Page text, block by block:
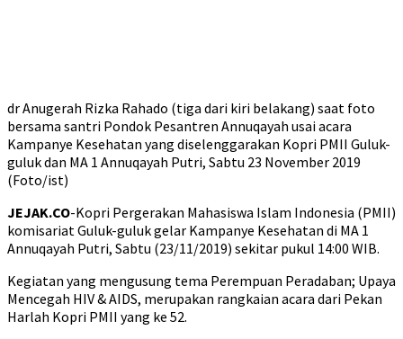
dr Anugerah Rizka Rahado (tiga dari kiri belakang) saat foto
bersama santri Pondok Pesantren Annuqayah usai acara
Kampanye Kesehatan yang diselenggarakan Kopri PMII Guluk-
guluk dan MA 1 Annuqayah Putri, Sabtu 23 November 2019
(Foto/ist)
JEJAK.CO-Kopri Pergerakan Mahasiswa Islam Indonesia (PMII)
komisariat Guluk-guluk gelar Kampanye Kesehatan di MA 1
Annuqayah Putri, Sabtu (23/11/2019) sekitar pukul 14:00 WIB.
Kegiatan yang mengusung tema Perempuan Peradaban; Upaya
Mencegah HIV & AIDS, merupakan rangkaian acara dari Pekan
Harlah Kopri PMII yang ke 52.